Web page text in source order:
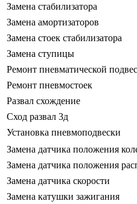
Замена стабилизатора
Замена амортизаторов
Замена стоек стабилизатора
Замена ступицы
Ремонт пневматической
Ремонт пневмостоек
Развал схождение
Сход развал 3д
Установка пневмоподвески
Замена датчика положения
Замена датчика положения
Замена датчика скорости
Замена катушки зажигания